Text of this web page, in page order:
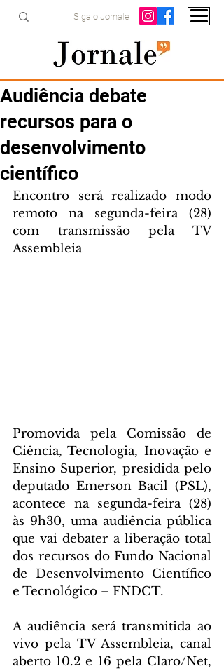
Siga o Jornale
Audiência debate
recursos para o
desenvolvimento
científico
Encontro será realizado modo
remoto na segunda-feira (28)
com transmissão pela TV
Assembleia
Promovida pela Comissão de
Ciência, Tecnologia, Inovação e
Ensino Superior, presidida pelo
deputado Emerson Bacil (PSL),
acontece na segunda-feira (28)
às 9h30, uma audiência pública
que vai debater a liberação total
dos recursos do Fundo Nacional
de Desenvolvimento Científico
e Tecnológico – FNDCT.
A audiência será transmitida ao
vivo pela TV Assembleia, canal
aberto 10.2 e 16 pela Claro/Net,